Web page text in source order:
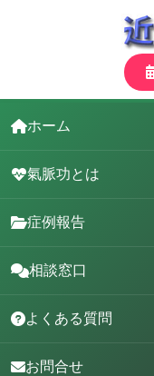
ホーム
氣脈功とは
症例報告
相談窓口
よくある質問
お問合せ